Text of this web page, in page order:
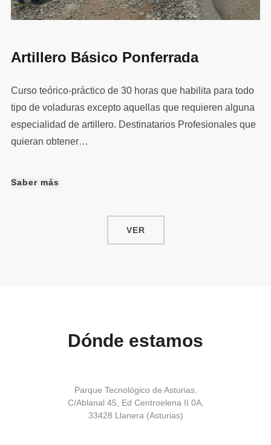
Artillero Básico Ponferrada
Curso teórico-práctico de 30 horas que habilita para todo
tipo de voladuras excepto aquellas que requieren alguna
especialidad de artillero. Destinatarios Profesionales que
quieran obtener…
Saber más
VER
Dónde estamos
Parque Tecnológico de Asturias.
C/Ablanal 45, Ed Centroelena II 0A,
33428 Llanera (Asturias)